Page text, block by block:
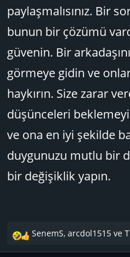
paylaşmalısınız. Bir
bunun bir çözümü
güvenin. Bir
görmeye gidin ve
haykırın. Size zarar
düşünceleri
ve ona en iyi şekilde
duygunuzu mutlu bir
bir değişiklik yapın.
T
e
SenemS, arcdol1515 ve